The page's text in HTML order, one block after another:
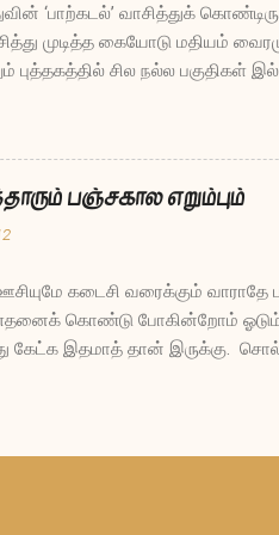
‘பாற்கடல்’ வாசித்துக்
முடித்த கையோடு மதியம்
புத்தகத்தில் சில நல்ல
ஆள்சேர்க்கும் போராட்டம். கே:
இருந்தேன்.” கே:
உள்ள காவல்துறை அதிகாரிகள்;
திண்ணைக்கு எறியப்பட்ட
பஞ்சகால எறும்பும்
கடைசி வரைக்கும்
கொண்டு போகின்றோம்
கேட்க இதமாத் தான் இருக்கு.
மனசுக்குள்ள தோனுது. ஆனா ஒரு
அப்போ என்கிட்ட இருக்கிற
மனசு சொல்லுது. அதையும்
நித்யானந்தா பாவின்னு